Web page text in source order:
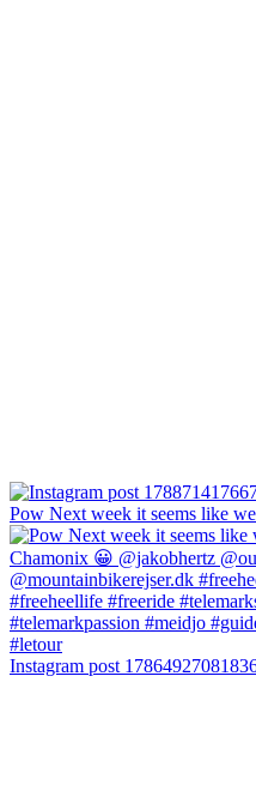
Pow Next week it seems like
Instagram post